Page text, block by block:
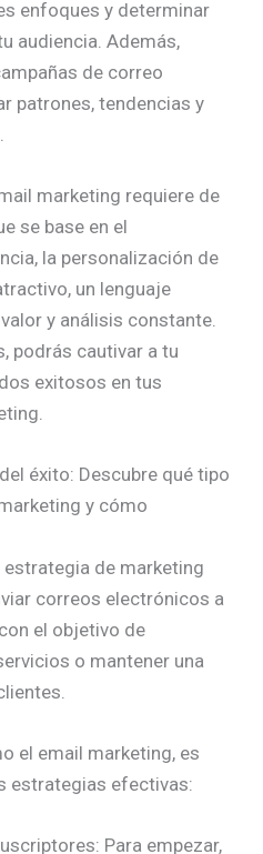
enfoques y determinar
audiencia. Además,
de correo
patrones, tendencias y
marketing requiere de
se base en el
la personalización de
un lenguaje
y análisis constante.
podrás cautivar a tu
exitosos en tus
éxito: Descubre qué tipo
y cómo
estrategia de marketing
correos electrónicos a
el objetivo de
o mantener una
el email marketing, es
estrategias efectivas:
Para empezar,